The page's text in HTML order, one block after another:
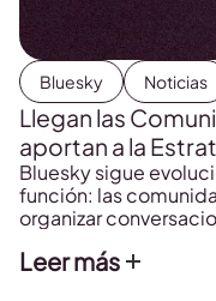
Bluesky Noticias
Llegan las
aportan a la
Bluesky sigue
función: las
organizar
Leer más